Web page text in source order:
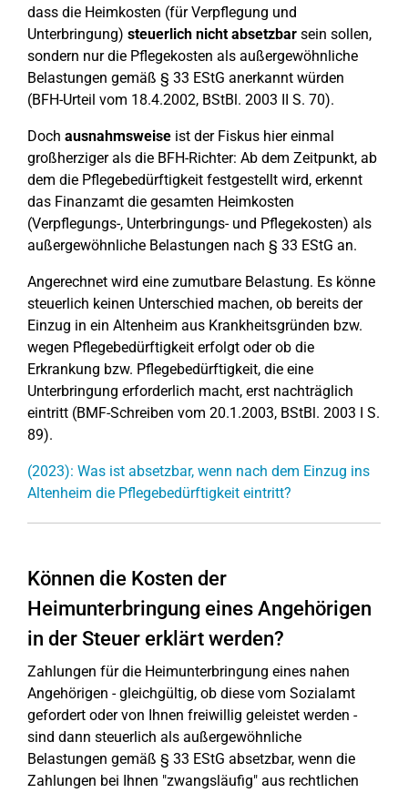
dass die Heimkosten (für Verpflegung und
Unterbringung) steuerlich nicht absetzbar sein sollen,
sondern nur die Pflegekosten als außergewöhnliche
Belastungen gemäß § 33 EStG anerkannt würden
(BFH-Urteil vom 18.4.2002, BStBl. 2003 II S. 70).
Doch ausnahmsweise ist der Fiskus hier einmal
großherziger als die BFH-Richter: Ab dem Zeitpunkt, ab
dem die Pflegebedürftigkeit festgestellt wird, erkennt
das Finanzamt die gesamten Heimkosten
(Verpflegungs-, Unterbringungs- und Pflegekosten) als
außergewöhnliche Belastungen nach § 33 EStG an.
Angerechnet wird eine zumutbare Belastung. Es könne
steuerlich keinen Unterschied machen, ob bereits der
Einzug in ein Altenheim aus Krankheitsgründen bzw.
wegen Pflegebedürftigkeit erfolgt oder ob die
Erkrankung bzw. Pflegebedürftigkeit, die eine
Unterbringung erforderlich macht, erst nachträglich
eintritt (BMF-Schreiben vom 20.1.2003, BStBl. 2003 I S.
89).
(2023): Was ist absetzbar, wenn nach dem Einzug ins
Altenheim die Pflegebedürftigkeit eintritt?
Können die Kosten der
Heimunterbringung eines Angehörigen
in der Steuer erklärt werden?
Zahlungen für die Heimunterbringung eines nahen
Angehörigen - gleichgültig, ob diese vom Sozialamt
gefordert oder von Ihnen freiwillig geleistet werden -
sind dann steuerlich als außergewöhnliche
Belastungen gemäß § 33 EStG absetzbar, wenn die
Zahlungen bei Ihnen "zwangsläufig" aus rechtlichen